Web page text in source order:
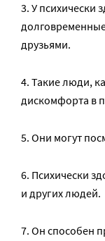
3. У психически
друзьями.
4. Такие люди,
дискомфорта в
5. Они могут
6. Психически
и других людей.
7. Он способен